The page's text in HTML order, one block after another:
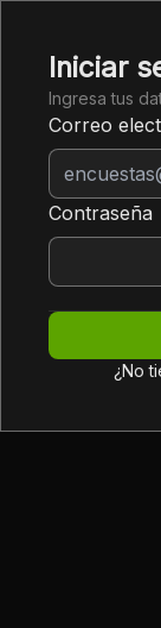
Iniciar
Ingresa tus
Correo
Contraseña
¿No